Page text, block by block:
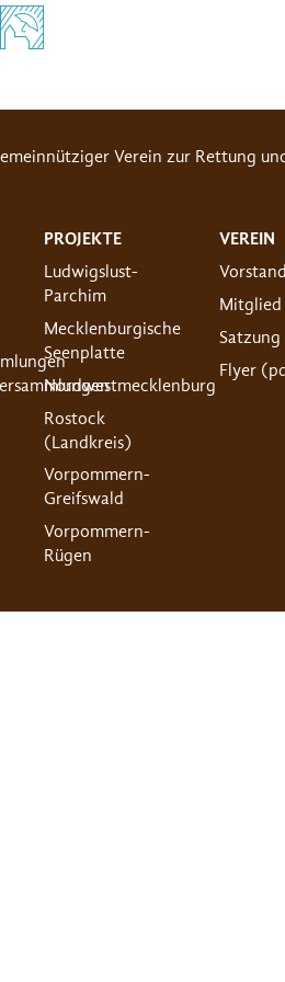
Verein zur Rettung
PROJEKTE
Ludwigslust-
Parchim
Mecklenburgische
Seenplatte
Nordwestmecklenburg
Rostock
(Landkreis)
Vorpommern-
Greifswald
Vorpommern-
Rügen
VEREIN
Vorstand
Mitglied
Flyer